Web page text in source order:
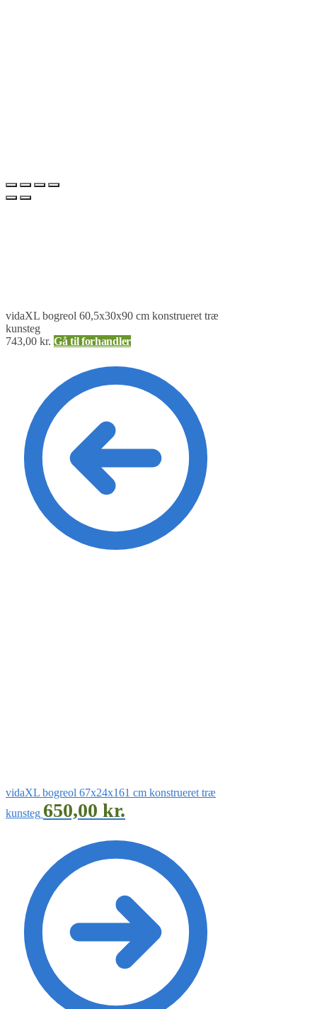
vidaXL bogreol 60,5x30x90 cm konstrueret træ
kunsteg
743,00 kr. Gå til forhandler
vidaXL bogreol 67x24x161 cm konstrueret træ
kunsteg 650,00 kr.